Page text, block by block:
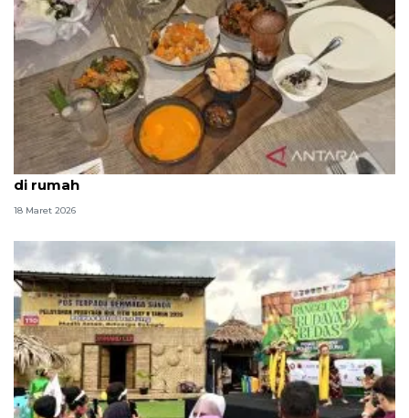
Ragam menu Lebaran, inspirasi masakan istimewa
di rumah
18 Maret 2026